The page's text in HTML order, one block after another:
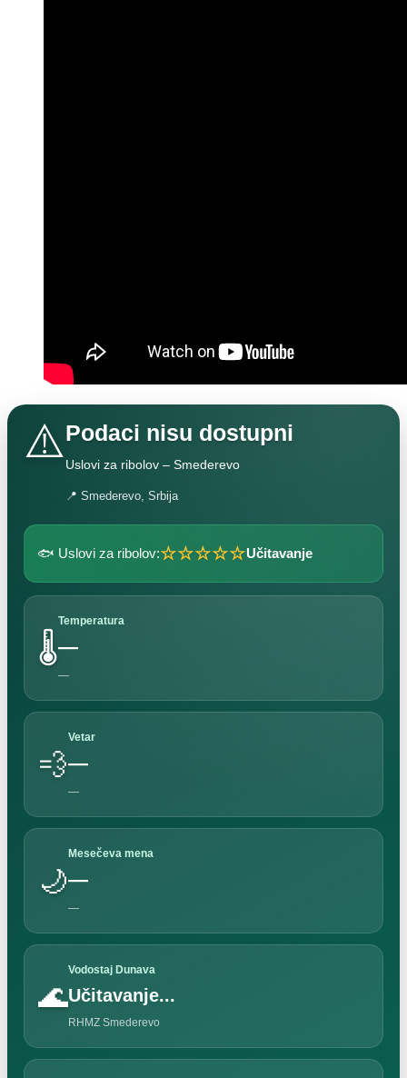
⚠️Podaci nisu dostupni
Uslovi za ribolov – Smederevo
📍 Smederevo, Srbija
🐟 Uslovi za ribolov:☆☆☆☆☆Učitavanje
🌡️
Temperatura
—
—
💨
Vetar
—
—
🌙
Mesečeva mena
—
—
🌊
Vodostaj Dunava
Učitavanje...
RHMZ Smederevo